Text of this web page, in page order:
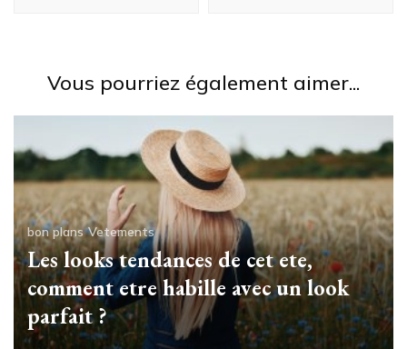
Vous pourriez également aimer...
bon plans Vetements
Les looks tendances de cet ete,
comment etre habille avec un look
parfait ?